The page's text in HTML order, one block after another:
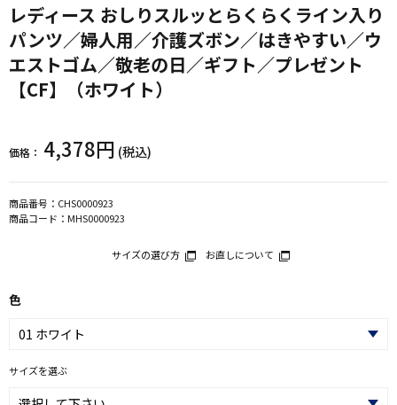
レディース おしりスルッとらくらくライン入り
パンツ／婦人用／介護ズボン／はきやすい／ウ
エストゴム／敬老の日／ギフト／プレゼント
【CF】（ホワイト）
価格： 4,378円 (税込)
商品番号： CHS0000923
商品コード： MHS0000923
サイズの選び方 お直しについて
色
サイズを選ぶ